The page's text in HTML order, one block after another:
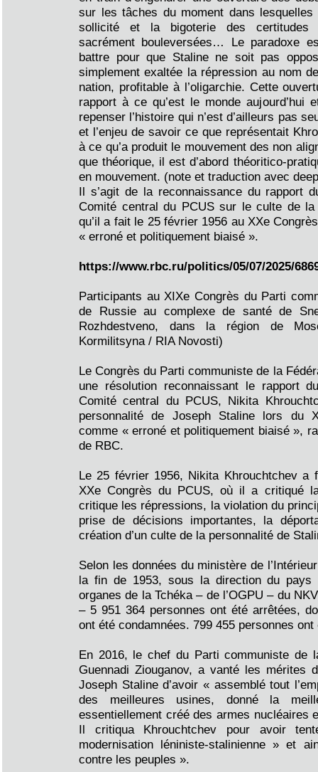
sur les tâches du moment dans
sollicité et la bigoterie des certitudes
sacrément bouleversées… Le paradoxe
battre pour que Staline ne soit pas
simplement exaltée la répression au nom
nation, profitable à l’oligarchie. Cette
rapport à ce qu’est le monde aujourd’hui
repenser l’histoire qui n’est d’ailleurs pas
et l’enjeu de savoir ce que représentait
à ce qu’a produit le mouvement des non
que théorique, il est d’abord théoritico-
en mouvement. (note et traduction avec
Il s’agit de la reconnaissance du rapport
Comité central du PCUS sur le culte de la
qu’il a fait le 25 février 1956 au XXe
« erroné et politiquement biaisé ».
https://www.rbc.ru/politics/05/07/2025/
Participants au XIXe Congrès du Parti
de Russie au complexe de santé de
Rozhdestveno, dans la région de
Kormilitsyna / RIA Novosti)
Le Congrès du Parti communiste de la
une résolution reconnaissant le rapport
Comité central du PCUS, Nikita
personnalité de Joseph Staline lors du
comme « erroné et politiquement biaisé »,
de RBC.
Le 25 février 1956, Nikita Khrouchtchev a
XXe Congrès du PCUS, où il a critiqué
critique les répressions, la violation du
prise de décisions importantes, la
création d’un culte de la personnalité de
Selon les données du ministère de
la fin de 1953, sous la direction du pays
organes de la Tchéka – de l’OGPU – du
– 5 951 364 personnes ont été arrêtées,
ont été condamnées. 799 455 personnes
En 2016, le chef du Parti communiste de
Guennadi Ziouganov, a vanté les mérites
Joseph Staline d’avoir « assemblé tout
des meilleures usines, donné la
essentiellement créé des armes nucléaires
Il critiqua Khrouchtchev pour avoir
modernisation léniniste-stalinienne » et
contre les peuples ».